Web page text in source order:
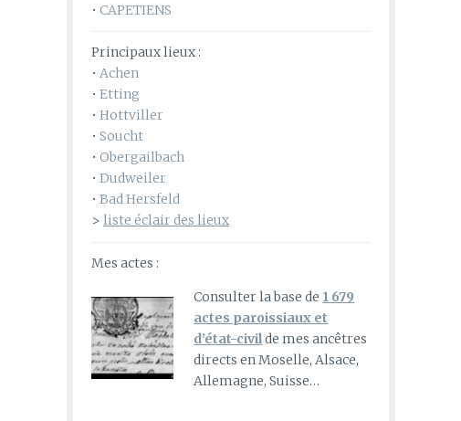
• CAPETIENS
Principaux lieux :
• Achen
• Etting
• Hottviller
• Soucht
• Obergailbach
• Dudweiler
• Bad Hersfeld
> liste éclair des lieux
Mes actes :
Consulter la base de 1 679
actes paroissiaux et
d’état-civilde mes ancêtres
directs en Moselle, Alsace,
Allemagne, Suisse…